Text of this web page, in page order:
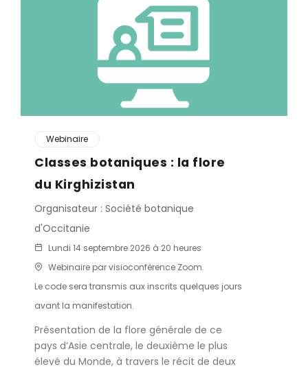
Webinaire
Classes botaniques : la flore
du Kirghizistan
Organisateur : Société botanique
d'Occitanie
Lundi 14 septembre 2026 à 20 heures
Webinaire par visioconférence Zoom.
Le code sera transmis aux inscrits quelques jours
avant la manifestation.
Présentation de la flore générale de ce
pays d’Asie centrale, le deuxième le plus
élevé du Monde, à travers le récit de deux